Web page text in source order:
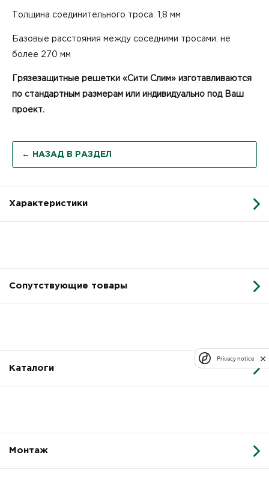
Толщина соединительного троса: 1,8 мм
Базовые расстояния между соседними тросами: не
более 270 мм
Грязезащитные решетки «Сити Слим» изготавливаются
по стандартным размерам или индивидуально под Ваш
проект.
← НАЗАД В РАЗДЕЛ
Характеристики
Сопутствующие товары
Каталоги
Монтаж
Privacy notice